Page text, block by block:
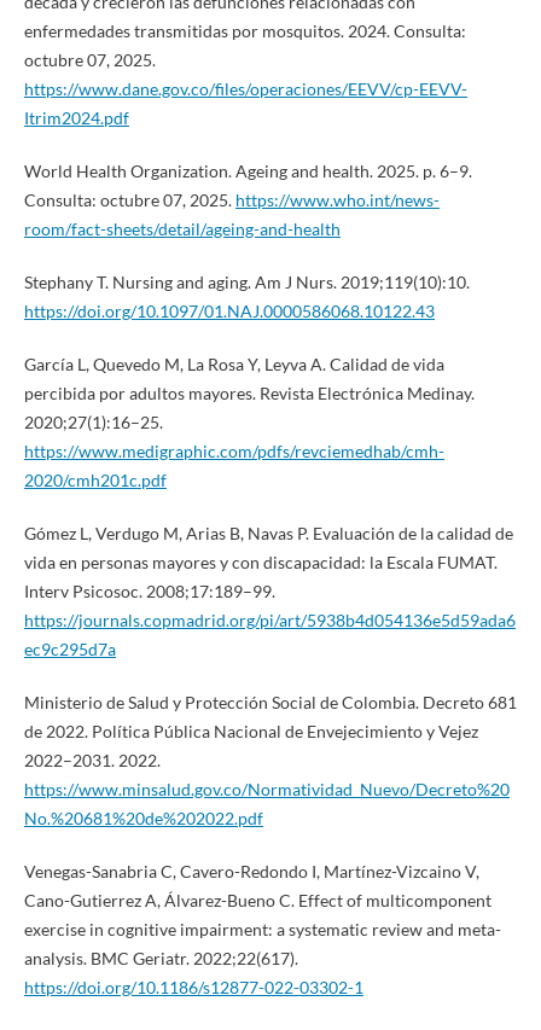
enfermedades transmitidas por mosquitos. 2024. Consulta:
octubre 07, 2025.
https://www.dane.gov.co/files/operaciones/EEVV/cp-EEVV-
Itrim2024.pdf
World Health Organization. Ageing and health. 2025. p. 6–9.
Consulta: octubre 07, 2025. https://www.who.int/news-
room/fact-sheets/detail/ageing-and-health
Stephany T. Nursing and aging. Am J Nurs. 2019;119(10):10.
https://doi.org/10.1097/01.NAJ.0000586068.10122.43
García L, Quevedo M, La Rosa Y, Leyva A. Calidad de vida
percibida por adultos mayores. Revista Electrónica Medinay.
2020;27(1):16–25.
https://www.medigraphic.com/pdfs/revciemedhab/cmh-
2020/cmh201c.pdf
Gómez L, Verdugo M, Arias B, Navas P. Evaluación de la calidad de
vida en personas mayores y con discapacidad: la Escala FUMAT.
Interv Psicosoc. 2008;17:189–99.
https://journals.copmadrid.org/pi/art/5938b4d054136e5d59ada6
ec9c295d7a
Ministerio de Salud y Protección Social de Colombia. Decreto 681
de 2022. Política Pública Nacional de Envejecimiento y Vejez
2022–2031. 2022.
https://www.minsalud.gov.co/Normatividad_Nuevo/Decreto%20
No.%20681%20de%202022.pdf
Venegas-Sanabria C, Cavero-Redondo I, Martínez-Vizcaino V,
Cano-Gutierrez A, Álvarez-Bueno C. Effect of multicomponent
exercise in cognitive impairment: a systematic review and meta-
analysis. BMC Geriatr. 2022;22(617).
https://doi.org/10.1186/s12877-022-03302-1